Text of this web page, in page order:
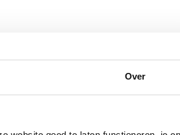
Over
en tag @megadumpnl. Samen
Doe je mee?